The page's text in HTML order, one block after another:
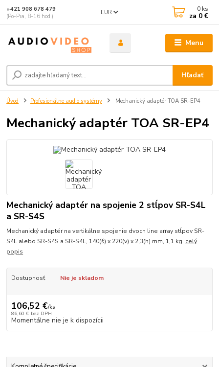
Menu
EUR
Hľadať
+421 908 678 479
(Po-Pia, 8-16 hod.)
0 ks
za 0 €
Úvod Profesionálne audio systémy Mechanický adaptér TOA SR-EP4
Mechanický adaptér TOA SR-EP4
Mechanický adaptér na spojenie 2 stĺpov SR-S4L
a SR-S4S
Mechanický adaptér na vertikálne spojenie dvoch line array stĺpov SR-
S4L alebo SR-S4S a SR-S4L, 140(š) x 220(v) x 2,3(h) mm, 1,1 kg. celý
popis
Dostupnosť Nie je skladom
106,52 €/ks
86,60 € bez DPH
Momentálne nie je k dispozícii